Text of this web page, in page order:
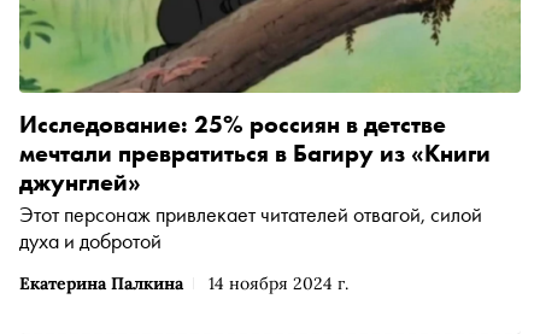
Екатерина Палкина 14 ноября 2024 г.
Исследование: 25% россиян в детстве
мечтали превратиться в Багиру из «Книги
джунглей»
Этот персонаж привлекает читателей отвагой, силой
духа и добротой